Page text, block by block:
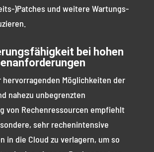
)Patches und weitere Wartungs­
bei hohen
Möglichkeiten der
nahezu unbegrenzten
von Rechenressourcen empfiehlt
sehr rechenintensive
in die Cloud zu verlagern, um so